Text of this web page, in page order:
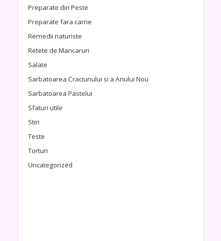
Preparate din Peste
Preparate fara carne
Remedii naturiste
Retete de Mancaruri
Salate
Sarbatoarea Craciunului si a Anului Nou
Sarbatoarea Pastelui
Sfaturi utile
Stiri
Teste
Torturi
Uncategorized